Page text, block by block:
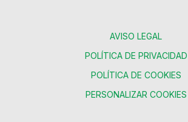
AVISO LEGAL
POLÍTICA DE PRIVACIDAD
POLÍTICA DE COOKIES
PERSONALIZAR COOKIES